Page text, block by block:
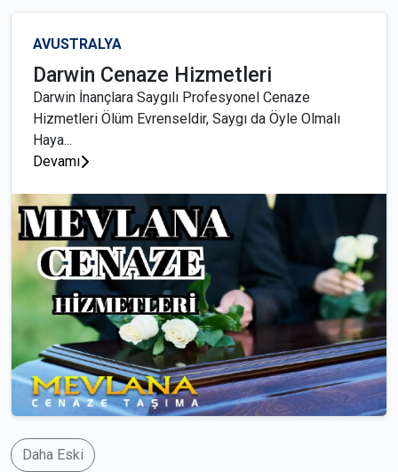
AVUSTRALYA
Darwin Cenaze Hizmetleri
Darwin İnançlara Saygılı Profesyonel Cenaze
Hizmetleri Ölüm Evrenseldir, Saygı da Öyle Olmalı
Haya...
Devamı
Daha Eski